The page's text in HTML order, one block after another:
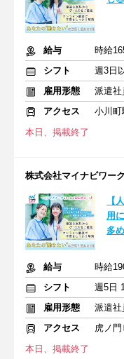
給与
時給
シフト
週3日
雇用形態
派遣社
アクセス
小川町
本日、掲載終了
株式会社マイナビワー
【
用
多
給与
時給
シフト
週5日
雇用形態
派遣社
アクセス
虎ノ
本日、掲載終了